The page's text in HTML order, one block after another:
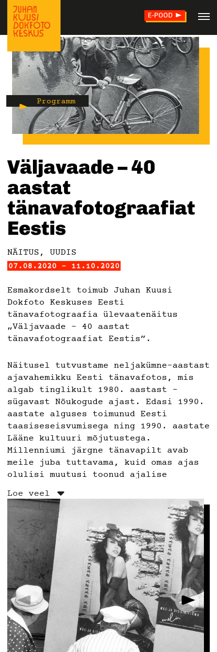
E-POOD
Programm
Väljavaade – 40
aastat
tänavafotograafiat
Eestis
NÄITUS, UUDIS
07.08.2020 - 11.10.2020
Esmakordselt toimub Juhan Kuusi
Dokfoto Keskuses Eesti
tänavafotograafia ülevaatenäitus
„Väljavaade – 40 aastat
tänavafotograafiat Eestis”.
Näitusel tutvustame neljakümne-aastast
ajavahemikku Eesti tänavafotos, mis
algab tinglikult 1980. aastast –
sügavast Nõukogude ajast. Edasi 1990.
aastate alguses toimunud Eesti
taasiseseisvumisega ning 1990. aastate
Lääne kultuuri mõjutustega.
Millenniumi järgne tänavapilt avab
meile juba tuttavama, kuid omas ajas
olulisi muutusi toonud ajalise
trajektoor lõpeb aastaga 2020, mis
pakub kummastavaid ja põnevaid
vaatenurki, äratundmist igale
vaatajale. Neljakümne aastaga on
muutunud Eesti tänavate ilme, inimene
ja aeg, aga ka fototehnika.
Tänavafotograafia (inglise keeles
Street photography) on Eestis teadliku
žanrikasutusena aktiviseerunud alles
viimase kümne aasta jooksul, ometi
leidub sinna liigituvat fotomaterjali
laialdaselt ka varasemast perioodist.
Loe veel